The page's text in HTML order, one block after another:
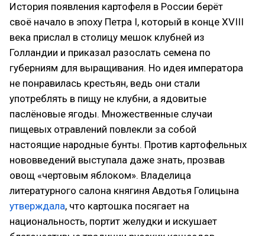
История появления картофеля в России берёт
своё начало в эпоху Петра I, который в конце XVIII
века прислал в столицу мешок клубней из
Голландии и приказал разослать семена по
губерниям для выращивания. Но идея императора
не понравилась крестьян, ведь они стали
употреблять в пищу не клубни, а ядовитые
паслёновые ягоды. Множественные случаи
пищевых отравлений повлекли за собой
настоящие народные бунты. Против картофельных
нововведений выступала даже знать, прозвав
овощ «чертовым яблоком». Владелица
литературного салона княгиня Авдотья Голицына
утверждала, что картошка посягает на
национальность, портит желудки и искушает